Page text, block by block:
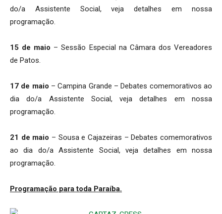
do/a Assistente Social, veja detalhes em nossa
programação.
15 de maio – Sessão Especial na Câmara dos Vereadores
de Patos.
17 de maio – Campina Grande – Debates comemorativos ao
dia do/a Assistente Social, veja detalhes em nossa
programação.
21 de maio – Sousa e Cajazeiras – Debates comemorativos
ao dia do/a Assistente Social, veja detalhes em nossa
programação.
Programação para toda Paraíba.